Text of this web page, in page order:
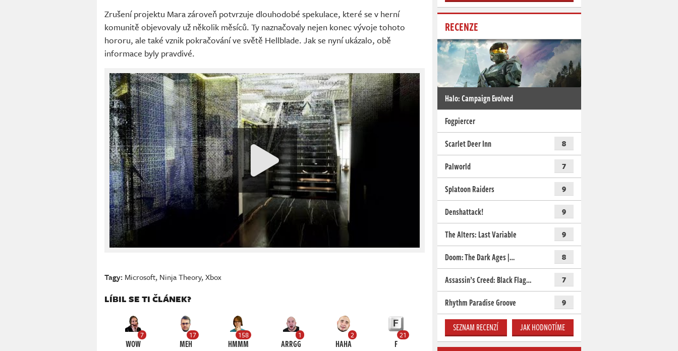
Zrušení projektu Mara zároveň potvrzuje dlouhodobé spekulace, které se v herní
komunitě objevovaly už několik měsíců. Ty naznačovaly nejen konec vývoje tohoto
hororu, ale také vznik pokračování ve světě Hellblade. Jak se nyní ukázalo, obě
informace byly pravdivé.
Tagy: Microsoft, Ninja Theory,Xbox
LÍBIL SE TI ČLÁNEK?
7
WOW
17
MEH
158
HMMM
1
ARRGG
2
HAHA
21
F
RECENZE
Halo: Campaign Evolved
Fogpiercer
Scarlet Deer Inn
8
Palworld 7
Splatoon Raiders 9
Denshattack! 9
The Alters: Last Variable 9
Doom: The Dark Ages |… 8
Assassin’s Creed: Black Flag… 7
Rhythm Paradise Groove 9
SEZNAM RECENZÍ JAK HODNOTÍME